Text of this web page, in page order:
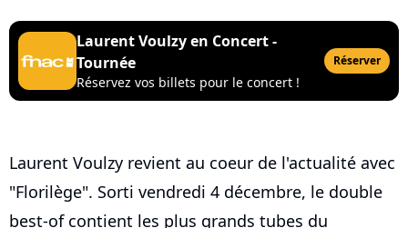
Laurent Voulzy en Concert -
Tournée
Réservez vos billets pour le concert !
Réserver
Laurent Voulzy revient au coeur de l'actualité avec
"Florilège". Sorti vendredi 4 décembre, le double
best-of contient les plus grands tubes du